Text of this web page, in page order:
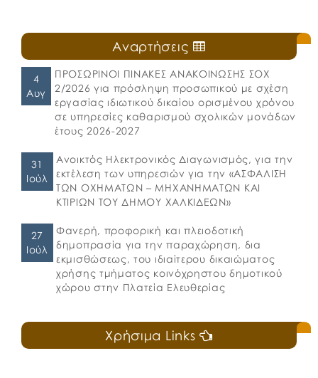
Αναρτήσεις
4
Αυγ
ΠΡΟΣΩΡΙΝΟΙ ΠΙΝΑΚΕΣ ΑΝΑΚΟΙΝΩΣΗΣ ΣΟΧ
2/2026 για πρόσληψη προσωπικού με σχέση
εργασίας ιδιωτικού δικαίου ορισμένου χρόνου
σε υπηρεσίες καθαρισμού σχολικών μονάδων
έτους 2026-2027
31
Ιούλ
Ανοικτός Ηλεκτρονικός Διαγωνισμός, για την
εκτέλεση των υπηρεσιών για την «ΑΣΦΑΛΙΣΗ
ΤΩΝ ΟΧΗΜΑΤΩΝ – ΜΗΧΑΝΗΜΑΤΩΝ ΚΑΙ
ΚΤΙΡΙΩΝ ΤΟΥ ΔΗΜΟΥ ΧΑΛΚΙΔΕΩΝ»
27
Ιούλ
Φανερή, προφορική και πλειοδοτική
δημοπρασία για την παραχώρηση, δια
εκμισθώσεως, του ιδιαίτερου δικαιώματος
χρήσης τμήματος κοινόχρηστου δημοτικού
χώρου στην Πλατεία Ελευθερίας
Χρήσιμα Links